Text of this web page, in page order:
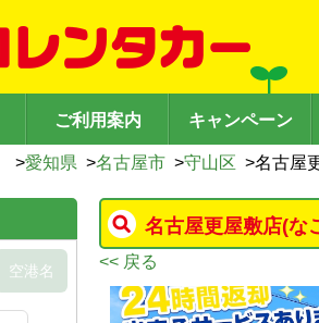
ご利用案内 キャンペーン
>愛知県 >名古屋市 >守山区 >名古屋
名古屋更屋敷店(な
<< 戻る
空港名